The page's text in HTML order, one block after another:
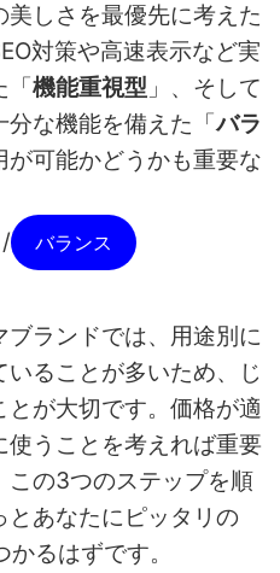
しさを最優先に考えた
対策や高速表示など実
「機能重視型 」、そして
分な機能を備えた「バラ
が可能かどうかも重要な
/ バランス
ランドでは、用途別に
ることが多いため、じ
が大切です。価格が適
うことを考えれば重要
この3つのステップを順
あなたにピッタリの
るはずです。